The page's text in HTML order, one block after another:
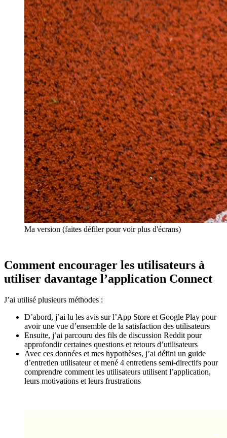
Ma version (faites défiler pour voir plus d'écrans)
Comment encourager les utilisateurs à
utiliser davantage l’application Connect
J’ai utilisé plusieurs méthodes :
D’abord, j’ai lu les avis sur l’App Store et Google Play pour
avoir une vue d’ensemble de la satisfaction des utilisateurs
Ensuite, j’ai parcouru des fils de discussion Reddit pour
approfondir certaines questions et retours d’utilisateurs
Avec ces données et mes hypothèses, j’ai défini un guide
d’entretien utilisateur et mené 4 entretiens semi-directifs pour
comprendre comment les utilisateurs utilisent l’application,
leurs motivations et leurs frustrations